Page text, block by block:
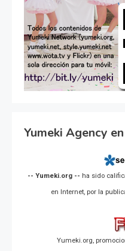
Yumeki Agency
-- Yumeki.org -- ha sido
en Internet, por la
Yumeki.org,